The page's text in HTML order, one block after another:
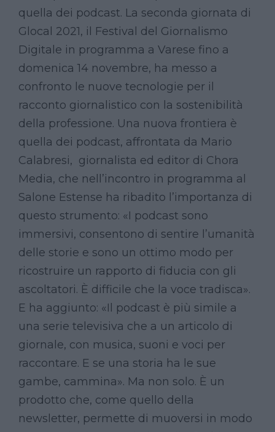
quella dei podcast. La seconda giornata di
Glocal 2021, il Festival del Giornalismo
Digitale in programma a Varese fino a
domenica 14 novembre, ha messo a
confronto le nuove tecnologie per il
racconto giornalistico con la sostenibilità
della professione. Una nuova frontiera è
quella dei podcast, affrontata da Mario
Calabresi, giornalista ed editor di Chora
Media, che nell’incontro in programma al
Salone Estense ha ribadito l’importanza di
questo strumento: «I podcast sono
immersivi, consentono di sentire l’umanità
delle storie e sono un ottimo modo per
ricostruire un rapporto di fiducia con gli
ascoltatori. È difficile che la voce tradisca».
E ha aggiunto: «Il podcast è più simile a
una serie televisiva che a un articolo di
giornale, con musica, suoni e voci per
raccontare. E se una storia ha le sue
gambe, cammina». Ma non solo. È un
prodotto che, come quello della
newsletter, permette di muoversi in modo